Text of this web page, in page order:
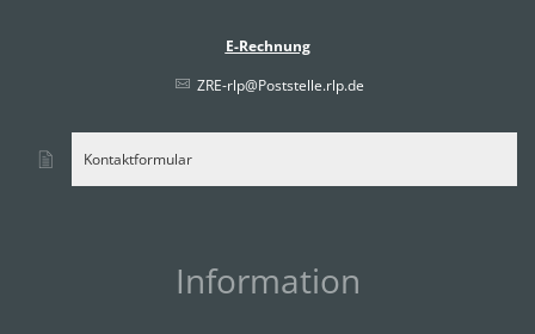
E-Rechnung
ZRE-rlp@Poststelle.rlp.de
Kontaktformular
Information